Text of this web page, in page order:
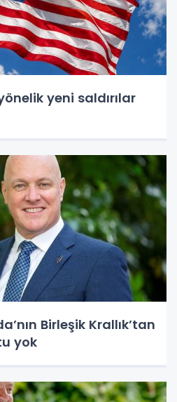
yeni saldırılar
Birleşik Krallık’tan
yok